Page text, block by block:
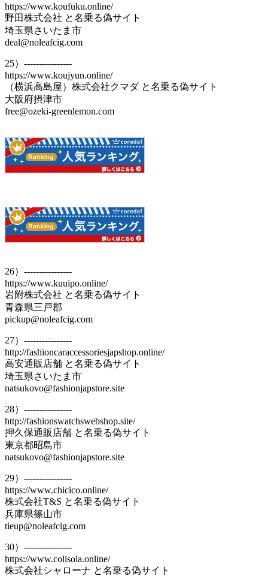
https://www.koufuku.online/
野田株式会社 と名乗る偽サイト
埼玉県さいたま市
deal@noleafcig.com
25）----------------
https://www.koujyun.online/
（横浜高島屋）株式会社クマダ と名乗る偽サイト
大阪府摂津市
free@ozeki-greenlemon.com
26）----------------
https://www.kuuipo.online/
岩附株式会社 と名乗る偽サイト
青森県三戸郡
pickup@noleafcig.com
27）----------------
http://fashioncaraccessoriesjapshop.online/
高安通販店舗 と名乗る偽サイト
埼玉県さいたま市
natsukovo@fashionjapstore.site
28）----------------
http://fashionswatchswebshop.site/
押久保通販店舗 と名乗る偽サイト
東京都昭島市
natsukovo@fashionjapstore.site
29）----------------
https://www.chicico.online/
株式会社T&S と名乗る偽サイト
兵庫県篠山市
tieup@noleafcig.com
30）----------------
https://www.colisola.online/
株式会社シャローナ と名乗る偽サイト